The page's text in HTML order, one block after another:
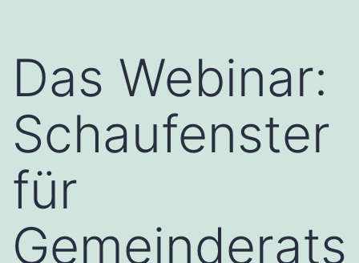
Das Webinar:
Schaufenster
für
Gemeinderats